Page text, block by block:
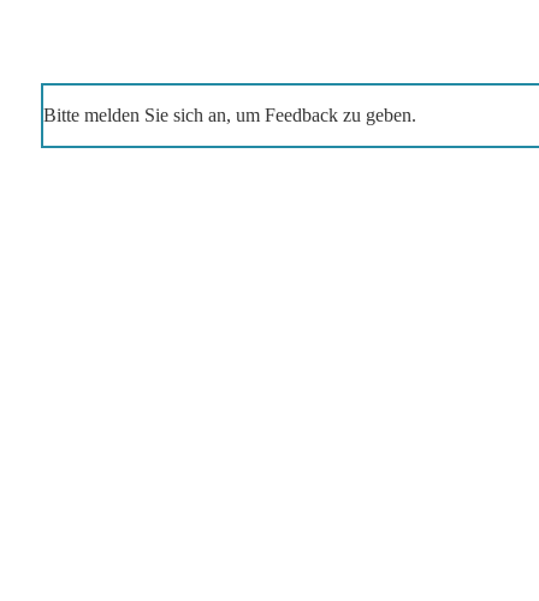
Bitte melden Sie sich an, um Feedback zu geben.